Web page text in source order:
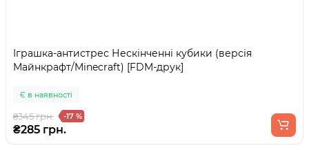
Іграшка-антистрес Нескінченні кубики (версія
Майнкрафт/Minecraft) [FDM-друк]
Є в наявності
₴345 грн. -17 %
₴285 грн.